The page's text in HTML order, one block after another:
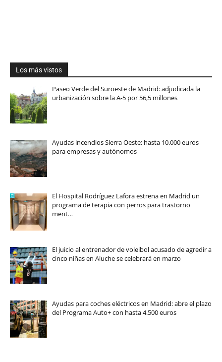
Los más vistos
Paseo Verde del Suroeste de Madrid: adjudicada la
urbanización sobre la A-5 por 56,5 millones
Ayudas incendios Sierra Oeste: hasta 10.000 euros
para empresas y autónomos
El Hospital Rodríguez Lafora estrena en Madrid un
programa de terapia con perros para trastorno
ment…
El juicio al entrenador de voleibol acusado de agredir a
cinco niñas en Aluche se celebrará en marzo
Ayudas para coches eléctricos en Madrid: abre el plazo
del Programa Auto+ con hasta 4.500 euros